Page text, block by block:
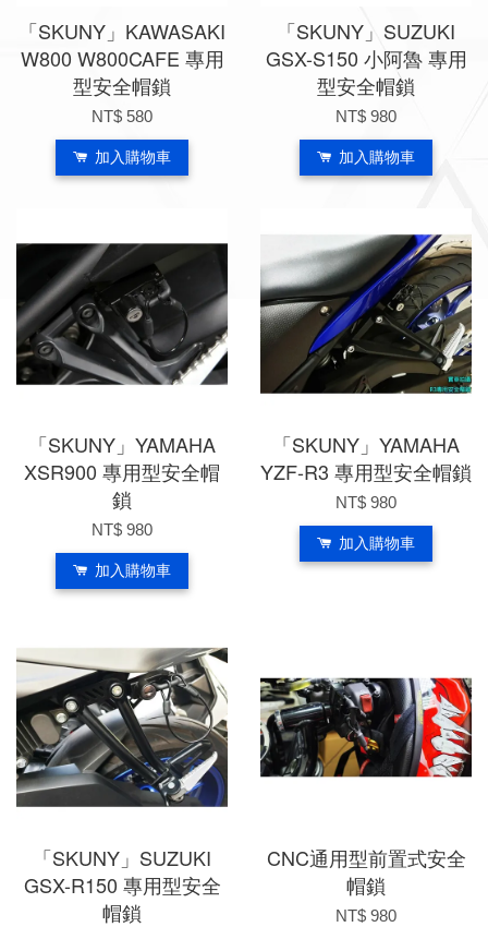
「SKUNY」KAWASAKI
W800 W800CAFE 專用
型安全帽鎖
NT$ 580
加入購物車
「SKUNY」SUZUKI
GSX-S150 小阿魯 專用
型安全帽鎖
NT$ 980
加入購物車
「SKUNY」YAMAHA
XSR900 專用型安全帽
鎖
NT$ 980
加入購物車
「SKUNY」YAMAHA
YZF-R3 專用型安全帽鎖
NT$ 980
加入購物車
「SKUNY」SUZUKI
GSX-R150 專用型安全
帽鎖
CNC通用型前置式安全
帽鎖
NT$ 980